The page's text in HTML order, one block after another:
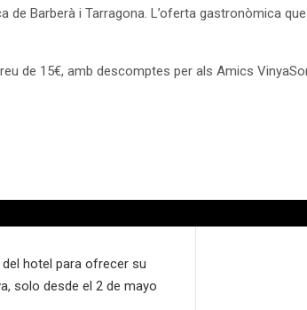
de Barberà i Tarragona. L’oferta gastronòmica
de 15€, amb descomptes per als Amics
hotel para ofrecer su
solo desde el 2 de mayo